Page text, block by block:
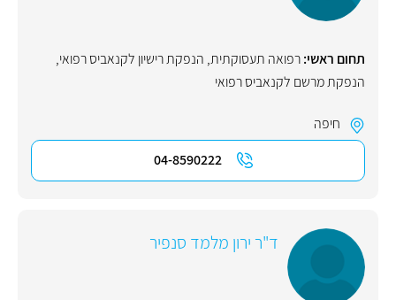
תחום ראשי:רפואה תעסוקתית, הנפקת רישיון לקנאביס רפואי,
הנפקת מרשם לקנאביס רפואי
חיפה
04-8590222
ד"ר ירון מלמד סנפיר